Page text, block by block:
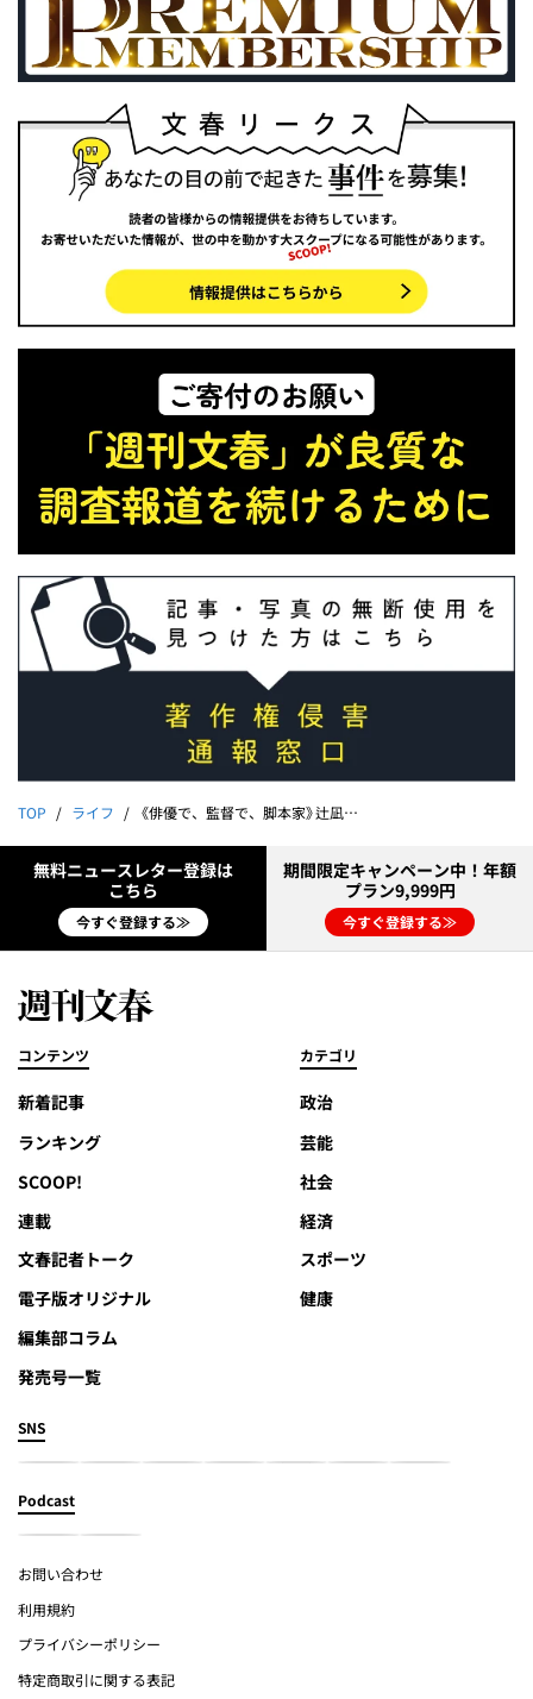
TOP ライフ 《俳優で、監督で、脚本家》辻凪子インタビュー「自分の思い描いた世界を形に」
無料ニュースレター登録は
こちら
今すぐ登録する≫
期間限定キャンペーン中！年額
プラン9,999円
今すぐ登録する≫
コンテンツ
新着記事
ランキング
SCOOP!
連載
文春記者トーク
電子版オリジナル
編集部コラム
発売号一覧
カテゴリ
政治
芸能
社会
経済
スポーツ
健康
SNS
Podcast
お問い合わせ
利用規約
プライバシーポリシー
特定商取引に関する表記